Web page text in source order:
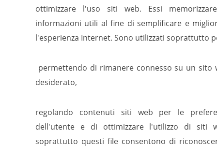
ottimizzare l'uso siti web. Essi
informazioni utili al fine di semplificare e
l'esperienza Internet. Sono utilizzati soprattutto
permettendo di rimanere connesso su un sito
desiderato,
regolando contenuti siti web per le
dell'utente e di ottimizzare l'utilizzo di siti
soprattutto questi file consentono di